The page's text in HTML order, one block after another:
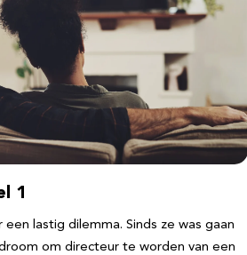
1
lastig dilemma. Sinds ze was gaan
om directeur te worden van een